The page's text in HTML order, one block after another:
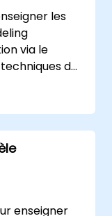
les
via le
de
couvre
de modèles
la suite
sont
enseigner